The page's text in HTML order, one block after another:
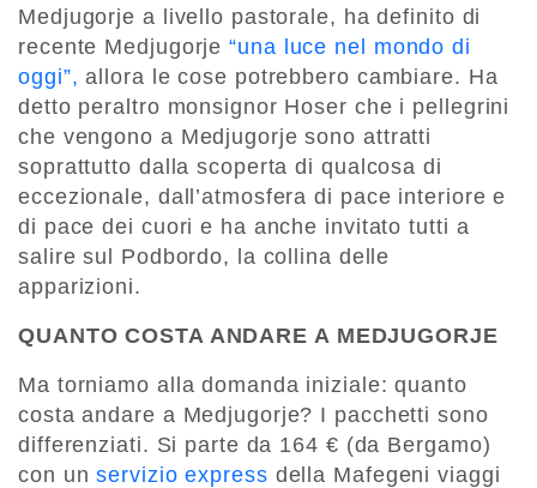
Medjugorje a livello pastorale, ha definito di
recente Medjugorje“una luce nel mondo di
oggi”,allora le cose potrebbero cambiare. Ha
detto peraltro monsignor Hoser che i pellegrini
che vengono a Medjugorje sono attratti
soprattutto dalla scoperta di qualcosa di
eccezionale, dall’atmosfera di pace interiore e
di pace dei cuori e ha anche invitato tutti a
salire sul Podbordo, la collina delle
apparizioni.
QUANTO COSTA ANDARE A MEDJUGORJE
Ma torniamo alla domanda iniziale: quanto
costa andare a Medjugorje? I pacchetti sono
differenziati. Si parte da 164 € (da Bergamo)
con unservizio express della Mafegeni viaggi